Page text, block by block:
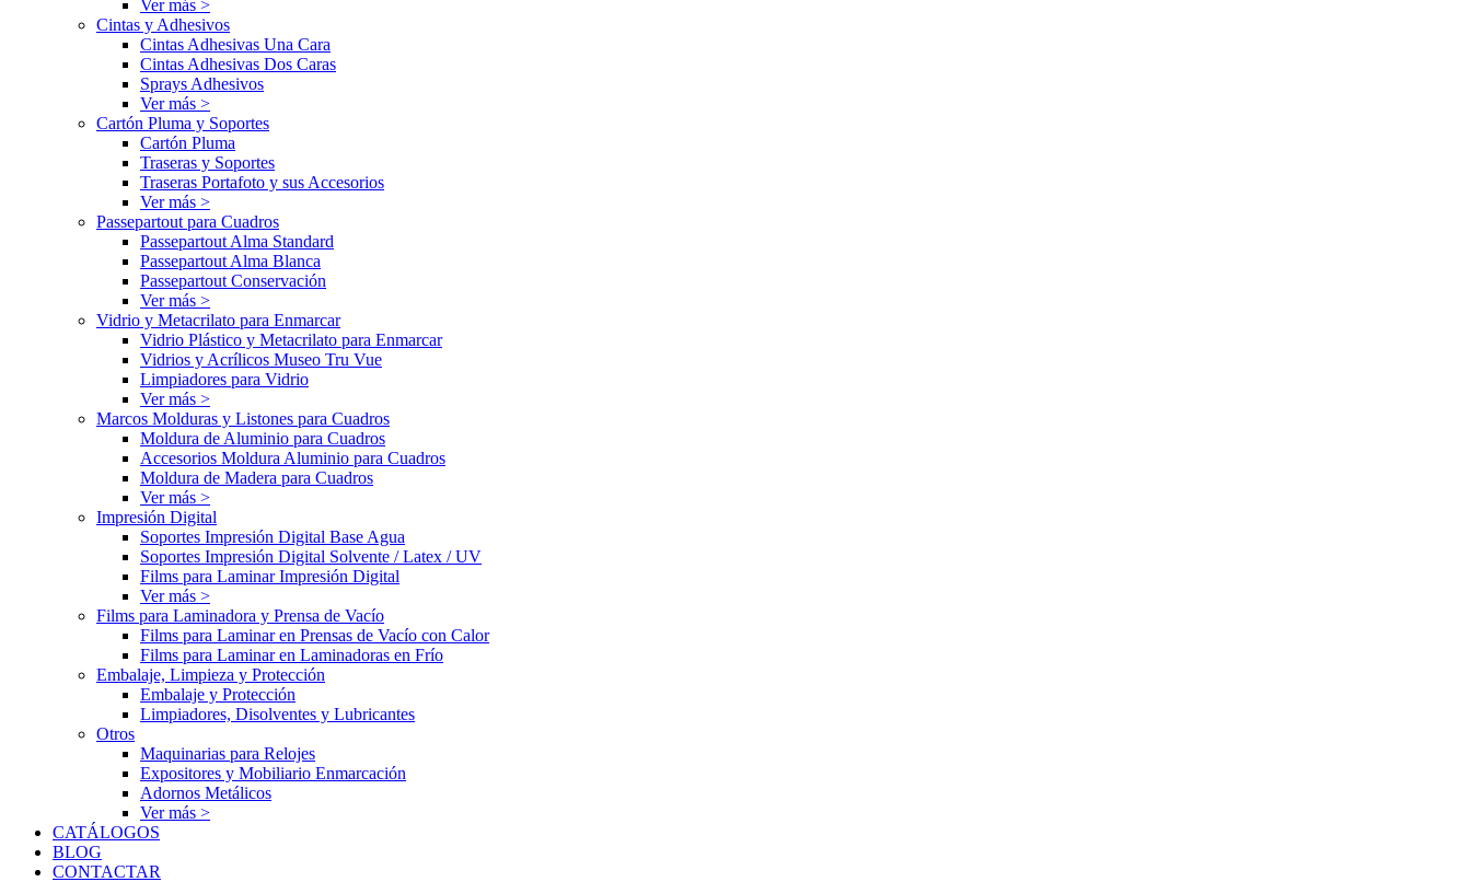
Ver más >
Cintas y Adhesivos
Cintas Adhesivas Una Cara
Cintas Adhesivas Dos Caras
Sprays Adhesivos
Ver más >
Cartón Pluma y Soportes
Cartón Pluma
Traseras y Soportes
Traseras Portafoto y sus Accesorios
Ver más >
Passepartout para Cuadros
Passepartout Alma Standard
Passepartout Alma Blanca
Passepartout Conservación
Ver más >
Vidrio y Metacrilato para Enmarcar
Vidrio Plástico y Metacrilato para Enmarcar
Vidrios y Acrílicos Museo Tru Vue
Limpiadores para Vidrio
Ver más >
Marcos Molduras y Listones para Cuadros
Moldura de Aluminio para Cuadros
Accesorios Moldura Aluminio para Cuadros
Moldura de Madera para Cuadros
Ver más >
Impresión Digital
Soportes Impresión Digital Base Agua
Soportes Impresión Digital Solvente / Latex / UV
Films para Laminar Impresión Digital
Ver más >
Films para Laminadora y Prensa de Vacío
Films para Laminar en Prensas de Vacío con Calor
Films para Laminar en Laminadoras en Frío
Embalaje, Limpieza y Protección
Embalaje y Protección
Limpiadores, Disolventes y Lubricantes
Otros
Maquinarias para Relojes
Expositores y Mobiliario Enmarcación
Adornos Metálicos
Ver más >
CATÁLOGOS
BLOG
CONTACTAR